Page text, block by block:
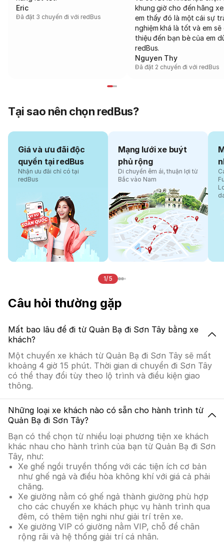
Eric
Đã đặt 3 chuyến đi với redBus
khung giờ cho đến hãng
em thấy đó là một cái sự
nghiệm khá là tốt và em sẽ
thiệu đến bạn bè của em
redBus.
Nguyen Thy
Đã đặt 2 chuyến đi với redBus
Tại sao nên chọn redBus?
Giá và ưu đãi độc
quyền tại redBus
Nhận ưu đãi chỉ có tại
redBus
Mạng lưới xe buýt
phủ rộng
Di chuyển êm ái, thuận lợi từ
Bắc vào Nam
1/5
Câu hỏi thường gặp
Mất bao lâu để đi từ Quản Bạ đi Sơn Tây bằng xe
khách?
Một chuyến xe khách từ Quản Bạ đi Sơn Tây sẽ mất
khoảng 4 giờ 15 phút. Thời gian di chuyển đi Sơn Tây
có thể thay đổi tùy theo lộ trình và điều kiện giao
thông.
Những loại xe khách nào có sẵn cho hành trình từ
Quản Bạ đi Sơn Tây?
Bạn có thể chọn từ nhiều loại phương tiện xe khách
khác nhau cho hành trình của bạn từ Quản Bạ đi Sơn
Tây, như:
Xe ghế ngồi truyền thống với các tiện ích cơ bản
như ghế ngả và điều hòa không khí với giá cả phải
chăng.
Xe giường nằm có ghế ngả thành giường phù hợp
cho các chuyến xe khách phục vụ hành trình qua
đêm, có thêm tiện nghi như giải trí trên xe.
Xe giường VIP có giường nằm VIP, chỗ để chân
rộng rãi và hệ thống giải trí cá nhân.